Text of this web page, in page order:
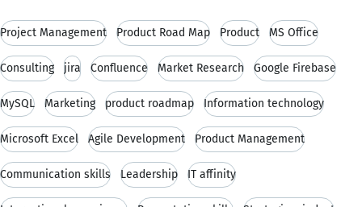
Project Management Product Road Map Product MS Office
Consulting jira Confluence Market Research Google Firebase
MySQL Marketing product roadmap Information technology
Microsoft Excel Agile Development Product Management
Communication skills Leadership IT affinity